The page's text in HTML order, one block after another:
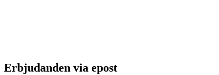
Erbjudanden via epost